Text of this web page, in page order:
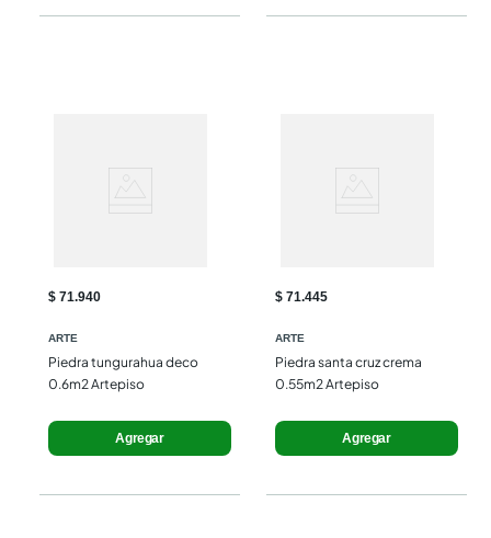
$ 71.940
ARTE
Piedra tungurahua deco
0.6m2 Artepiso
Agregar
$ 71.445
ARTE
Piedra santa cruz crema
0.55m2 Artepiso
Agregar